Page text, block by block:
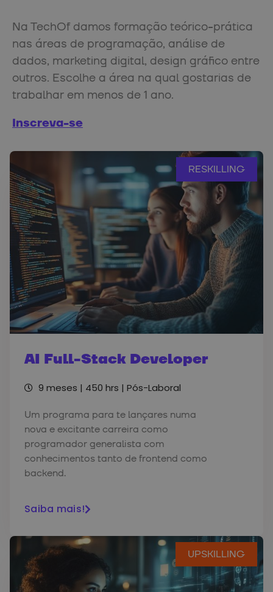
Na TechOf damos formação teórico-prática
nas áreas de programação, análise de
dados, marketing digital, design gráfico entre
outros. Escolhe a área na qual gostarias de
trabalhar em menos de 1 ano.
Inscreva-se
AI Full-Stack Developer
9 meses | 450 hrs | Pós-Laboral
Um programa para te lançares numa
nova e excitante carreira como
programador generalista com
conhecimentos tanto de frontend como
backend.
Saiba mais!
RESKILLING
UPSKILLING